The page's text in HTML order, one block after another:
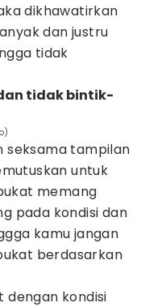
dikhawatirkan
dan justru
tidak
tidak bintik-
seksama tampilan
untuk
memang
pada kondisi dan
kamu jangan
berdasarkan
dengan kondisi